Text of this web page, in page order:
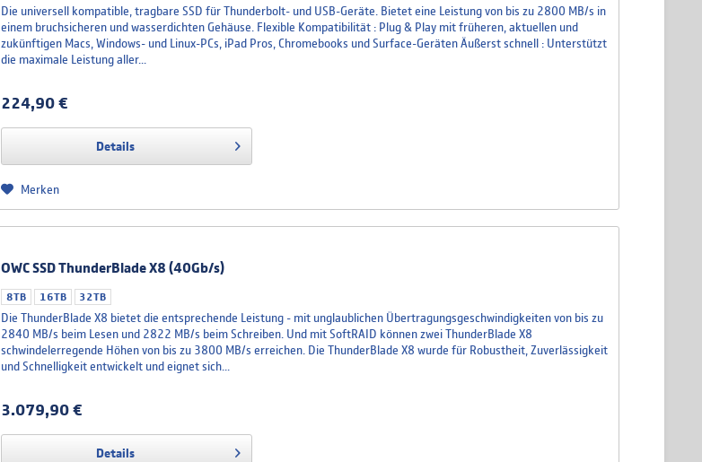
Die universell kompatible, tragbare SSD für Thunderbolt- und USB-Geräte. Bietet eine Leistung von bis zu 2800 MB/s in
einem bruchsicheren und wasserdichten Gehäuse. Flexible Kompatibilität : Plug & Play mit früheren, aktuellen und
zukünftigen Macs, Windows- und Linux-PCs, iPad Pros, Chromebooks und Surface-Geräten Äußerst schnell : Unterstützt
die maximale Leistung aller...
224,90 €
Details
Merken
OWC SSD ThunderBlade X8 (40Gb/s)
8TB 16TB 32TB
Die ThunderBlade X8 bietet die entsprechende Leistung - mit unglaublichen Übertragungsgeschwindigkeiten von bis zu
2840 MB/s beim Lesen und 2822 MB/s beim Schreiben. Und mit SoftRAID können zwei ThunderBlade X8
schwindelerregende Höhen von bis zu 3800 MB/s erreichen. Die ThunderBlade X8 wurde für Robustheit, Zuverlässigkeit
und Schnelligkeit entwickelt und eignet sich...
3.079,90 €
Details